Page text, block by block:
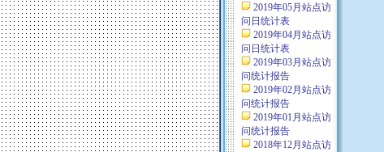
2019年05月站点访
问日统计表
2019年04月站点访
问日统计表
2019年03月站点访
问统计报告
2019年02月站点访
问统计报告
2019年01月站点访
问统计报告
2018年12月站点访